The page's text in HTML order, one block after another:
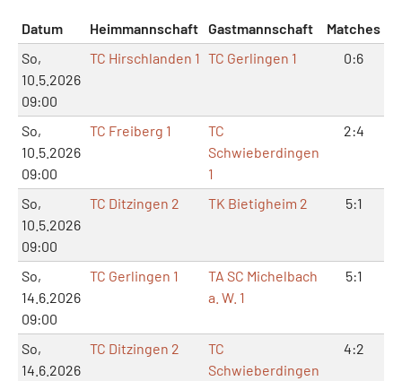
Datum Heimmannschaft Gastmannschaft Matches
So,
10.5.2026
09:00
TC Hirschlanden 1 TC Gerlingen 1 0:6
So,
10.5.2026
09:00
TC Freiberg 1
TC
Schwieberdingen
1
2:4
So,
10.5.2026
09:00
TC Ditzingen 2 TK Bietigheim 2 5:1
So,
14.6.2026
09:00
TC Gerlingen 1
TA SC Michelbach
a. W. 1
5:1
So,
14.6.2026
TC Ditzingen 2
TC
Schwieberdingen
4:2